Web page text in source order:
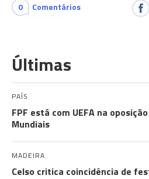
0 Comentários
Últimas
PAÍS
FPF está com UEFA na
Mundiais
MADEIRA
Celso critica coincidência de